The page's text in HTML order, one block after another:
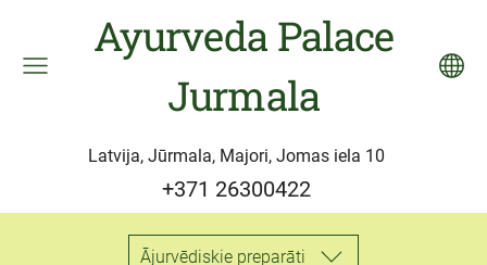
Ayurveda Palace
Jurmala
Latvija, Jūrmala, Majori, Jomas iela 10
+371 26300422
Ājurvēdiskie preparāti